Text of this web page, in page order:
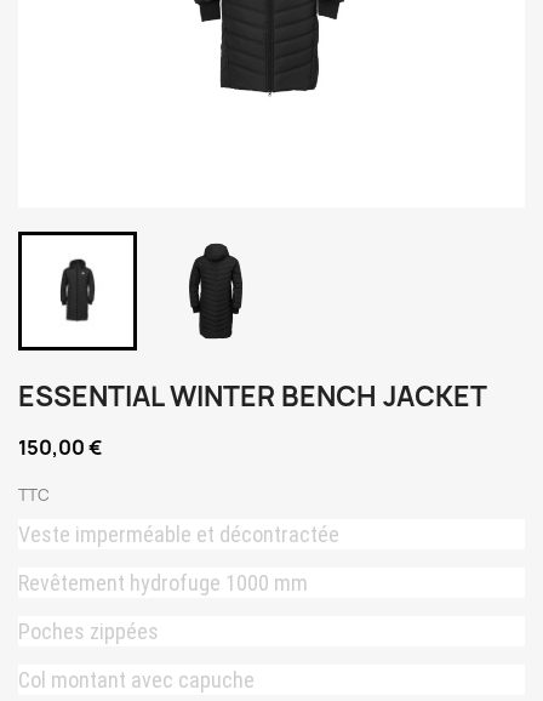
ESSENTIAL WINTER BENCH JACKET
150,00 €
TTC
Veste imperméable et décontractée
Revêtement hydrofuge 1000 mm
Poches zippées
Col montant avec capuche